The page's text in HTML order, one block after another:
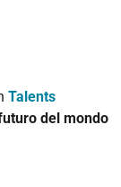
Talents
del mondo